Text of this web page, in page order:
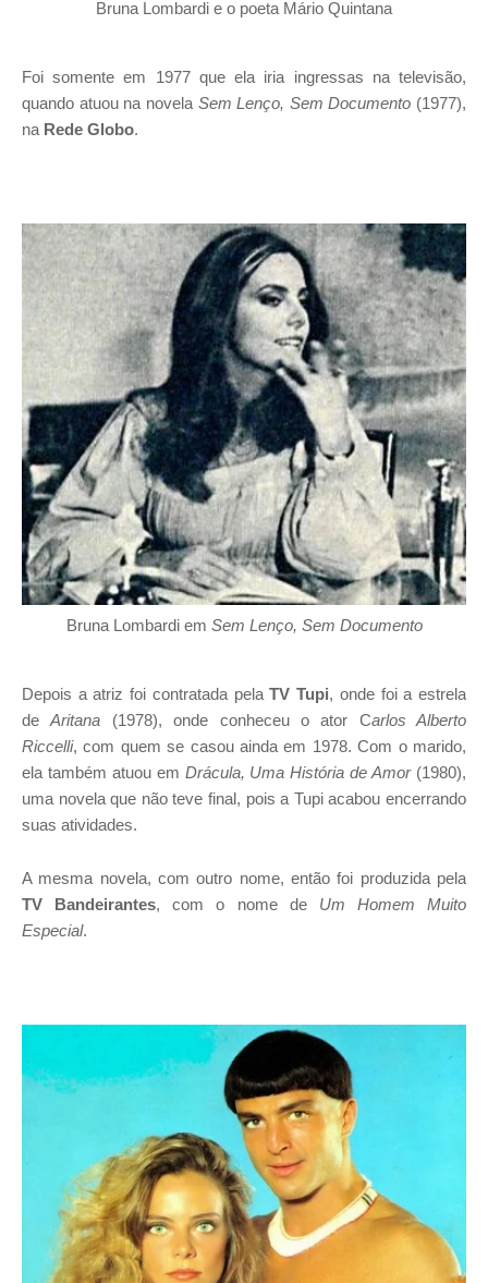
Bruna Lombardi e o poeta Mário Quintana
Foi somente em 1977 que ela iria ingressas na televisão,
quando atuou na novela Sem Lenço, Sem Documento (1977),
na Rede Globo.
Bruna Lombardi em Sem Lenço, Sem Documento
Depois a atriz foi contratada pelaTV Tupi, onde foi a estrela
deAritana (1978), onde conheceu o ator Carlos Alberto
Riccelli, com quem se casou ainda em 1978. Com o marido,
ela também atuou em Drácula, Uma História de Amor(1980),
uma novela que não teve final, pois a Tupi acabou encerrando
suas atividades.
A mesma novela, com outro nome, então foi produzida pela
TV Bandeirantes, com o nome de Um Homem Muito
Especial.